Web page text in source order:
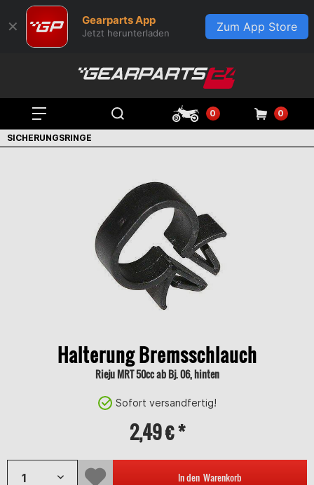
✕ Gearparts App
Jetzt herunterladen Zum App Store
0 0
SICHERUNGSRINGE
Halterung Bremsschlauch
Rieju MRT 50cc ab Bj. 06, hinten
Sofort versandfertig!
2,49 € *
In den Warenkorb